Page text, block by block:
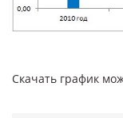
Скачать график